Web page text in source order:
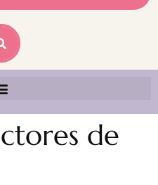
de